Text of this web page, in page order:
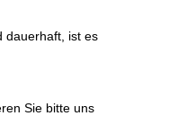
dauerhaft, ist es
Sie bitte uns